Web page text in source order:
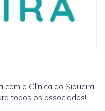
a Clínica do Siqueira,
todos os associados!